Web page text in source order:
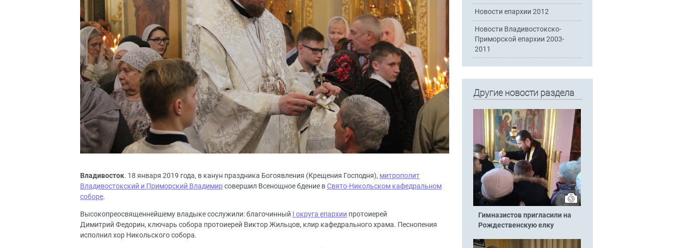
Владивосток. 18 января 2019 года, в канун праздника Богоявления (Крещения Господня), митрополит
Владивостокский и Приморский Владимир совершил Всенощное бдение вСвято-Никольском кафедральном
соборе.
Высокопреосвященнейшему владыке сослужили: благочинный I округа епархии протоиерей
Димитрий Федорин, ключарь собора протоиерей Виктор Жильцов, клир кафедрального храма. Песнопения
исполнил хор Никольского собора.
Новости епархии 2012
Новости Владивостокско-
Приморской епархии 2003-
2011
Другие новости раздела
Гимназистов пригласили на
Рождественскую елку